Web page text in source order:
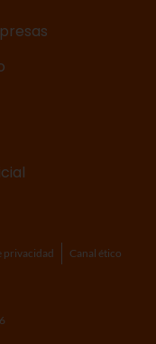
privacidad Canal ético